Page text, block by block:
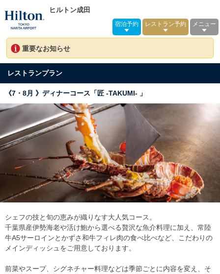
ヒルトン成田
宿泊予約 レストラン予約 メニュー
重要なお知らせ
レストランプラン
《7・8月 》ディナーコース「匠 -TAKUMI- 」
シェフの技と旬の恵みが織りなす大人気コース。
千葉県産伊勢海老や活け鮑から選べる贅沢な魚介料理に加え、常陸
牛A5サーロインとかずさ和牛フィレ肉の食べ比べなど、こだわりの
メインディッシュをご用意しております。
前菜やスープ、シグネチャー料理などは季節ごとに内容を変え、そ